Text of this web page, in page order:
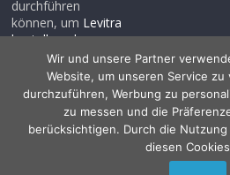
durchführen
können, um Levitra
bestellen ohne
rezept, auch wenn
Sie noch kein
Rezept haben .
Wir und unsere Partner
Website, um unseren Service zu
durchzuführen, Werbung zu
zu messen und die
berücksichtigen. Durch die
diesen